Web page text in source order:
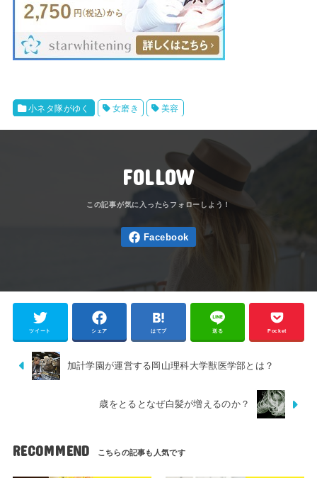
小ネタ隊がゆく 女磨き 美容
FOLLOW
ツイート シェア はてブ 送る Pocket
加計学園が運営する岡山理科大学獣医学部とは？
歳をとるとなぜ白髪が増えるのか？
RECOMMEND